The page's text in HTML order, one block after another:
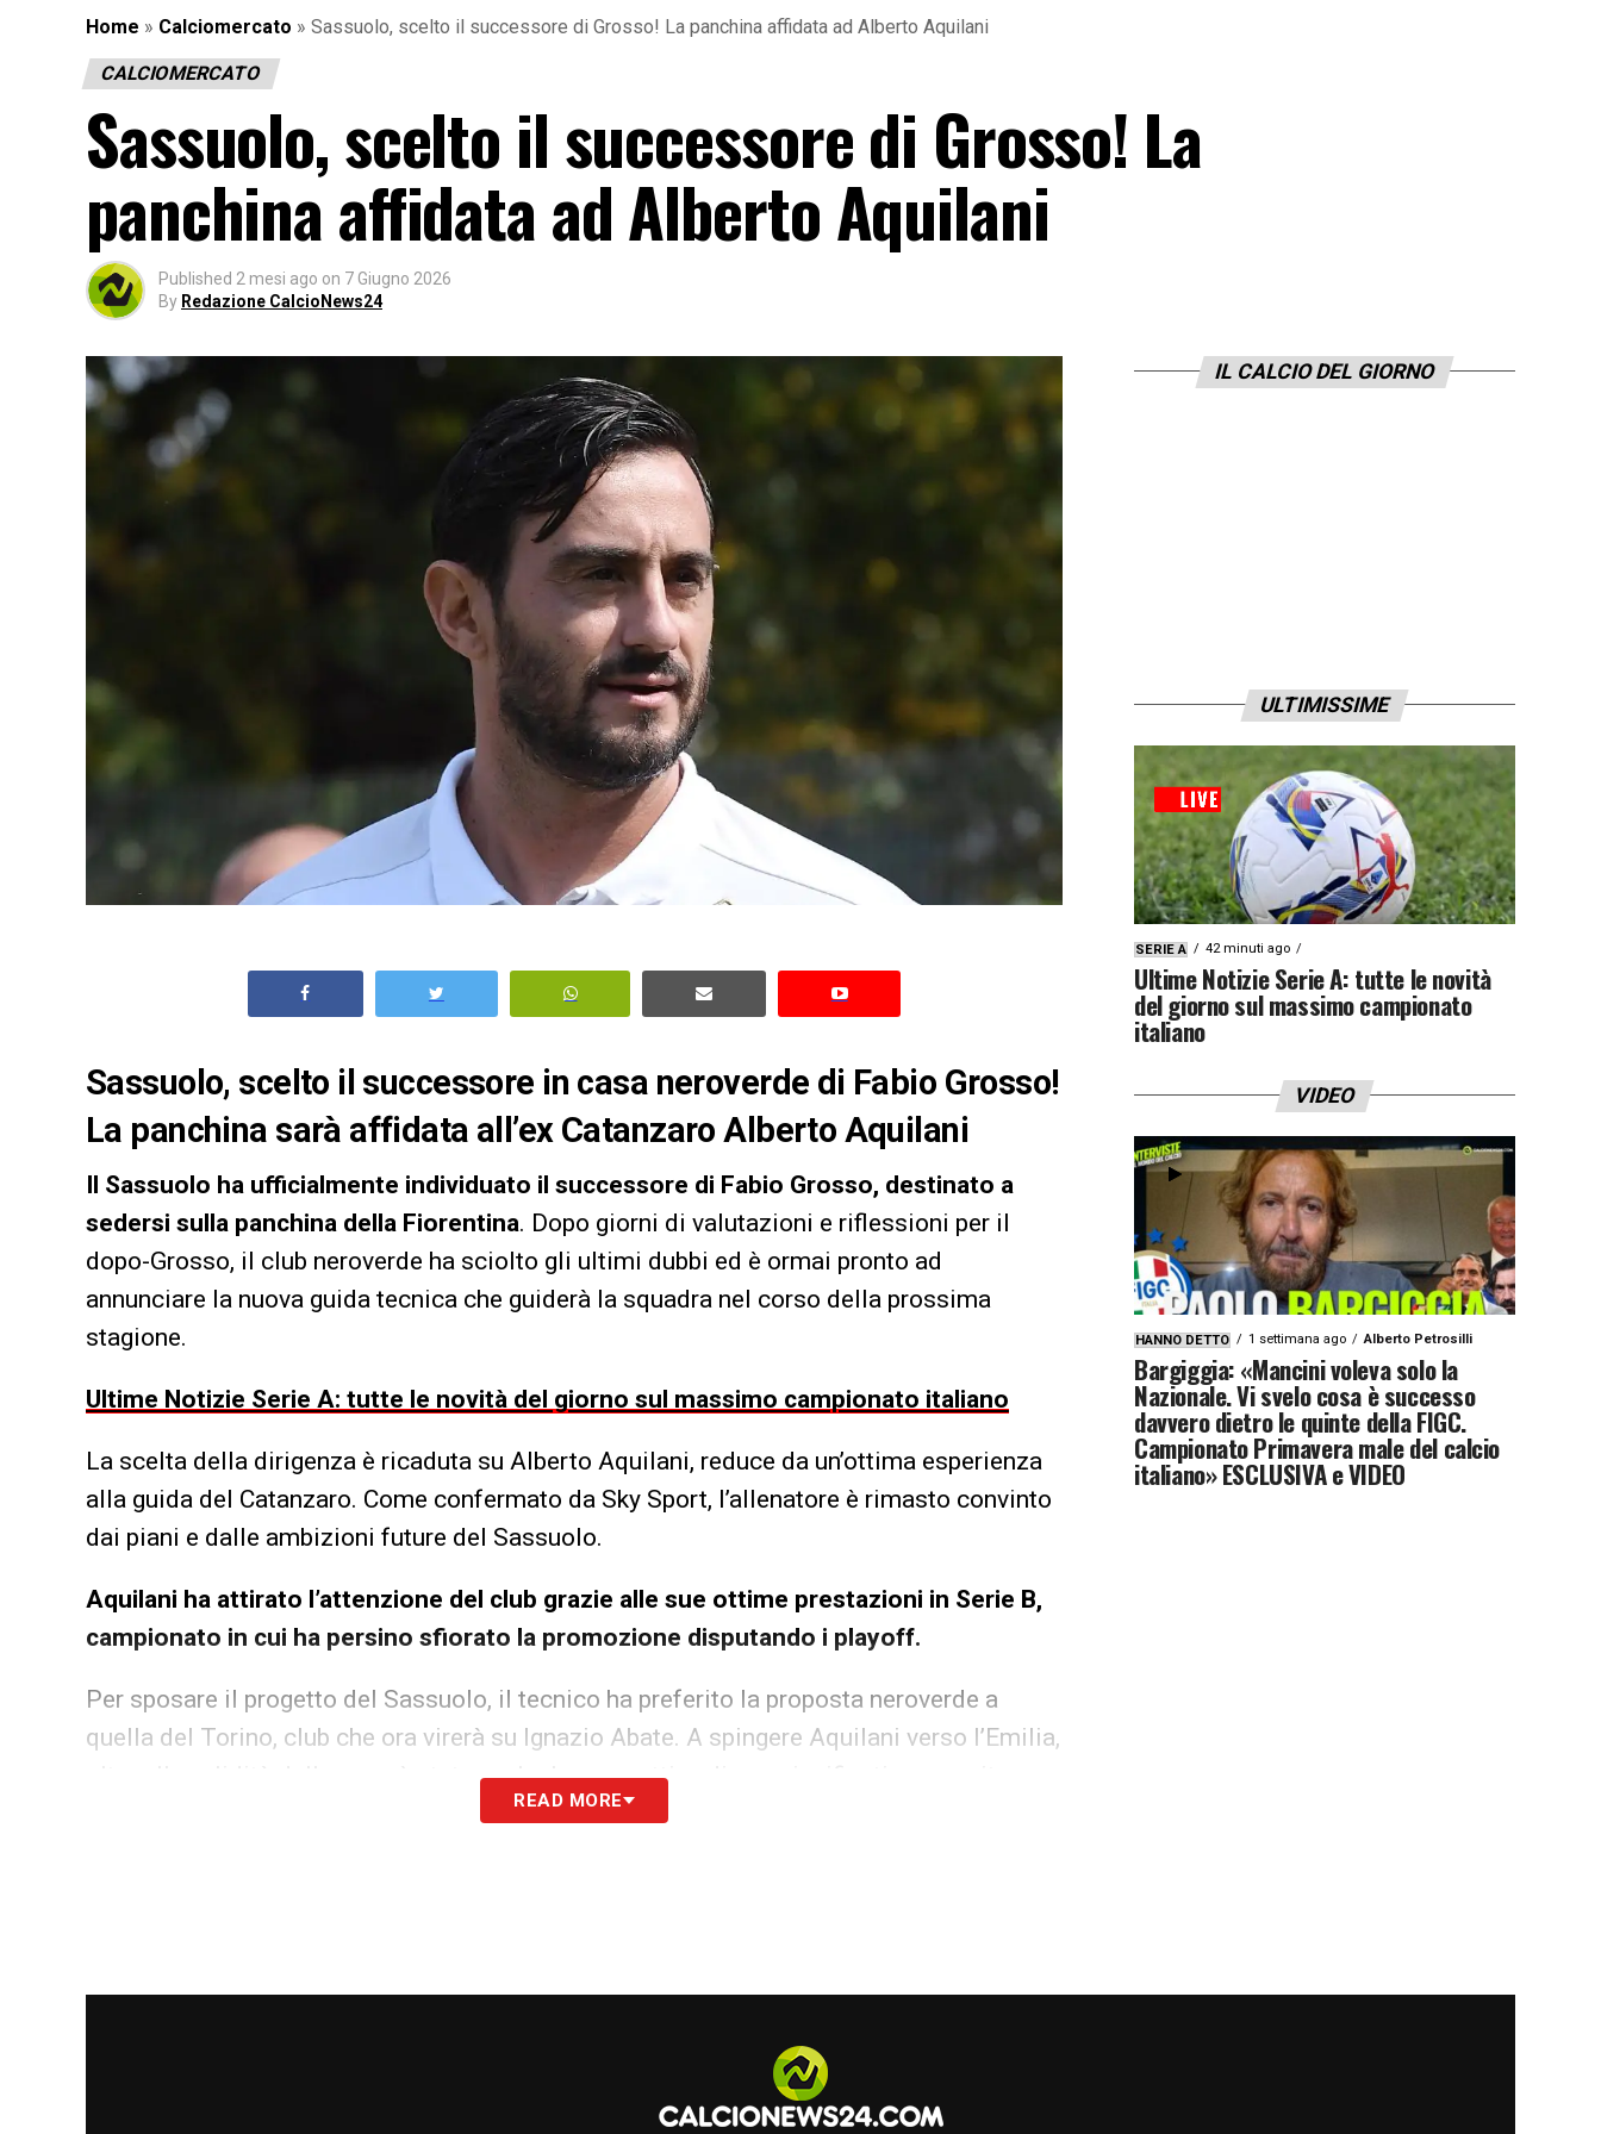
Home » Calciomercato » Sassuolo, scelto il successore di Grosso! La panchina affidata ad Alberto Aquilani
CALCIOMERCATO
Sassuolo, scelto il successore di Grosso! La
panchina affidata ad Alberto Aquilani
Published 2 mesi ago on 7 Giugno 2026
By Redazione CalcioNews24
Sassuolo, scelto il successore in casa neroverde di Fabio Grosso!
La panchina sarà affidata all’ex Catanzaro Alberto Aquilani
Il Sassuolo ha ufficialmente individuato il successore di Fabio Grosso, destinato a
sedersi sulla panchina della Fiorentina. Dopo giorni di valutazioni e riflessioni per il
dopo-Grosso, il club neroverde ha sciolto gli ultimi dubbi ed è ormai pronto ad
annunciare la nuova guida tecnica che guiderà la squadra nel corso della prossima
stagione.
Ultime Notizie Serie A: tutte le novità del giorno sul massimo campionato italiano
La scelta della dirigenza è ricaduta su Alberto Aquilani, reduce da un’ottima esperienza
alla guida del Catanzaro. Come confermato da Sky Sport, l’allenatore è rimasto convinto
dai piani e dalle ambizioni future del Sassuolo.
Aquilani ha attirato l’attenzione del club grazie alle sue ottime prestazioni in Serie B,
campionato in cui ha persino sfiorato la promozione disputando i playoff.
Per sposare il progetto del Sassuolo, il tecnico ha preferito la proposta neroverde a
quella del Torino, club che ora virerà su Ignazio Abate. A spingere Aquilani verso l’Emilia,
oltre alla validità della rosa, è stata anche la prospettiva di una significativa crescita
READ MORE
IL CALCIO DEL GIORNO
ULTIMISSIME
SERIE A 42 minuti ago
Ultime Notizie Serie A: tutte le novità
del giorno sul massimo campionato
italiano
VIDEO
HANNO DETTO 1 settimana ago Alberto Petrosilli
Bargiggia: «Mancini voleva solo la
Nazionale. Vi svelo cosa è successo
davvero dietro le quinte della FIGC.
Campionato Primavera male del calcio
italiano» ESCLUSIVA e VIDEO